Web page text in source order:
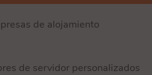
de alojamiento
de servidor personalizados